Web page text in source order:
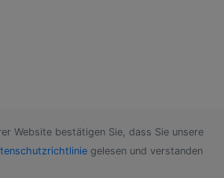
Website bestätigen Sie, dass Sie unsere
gelesen und verstanden